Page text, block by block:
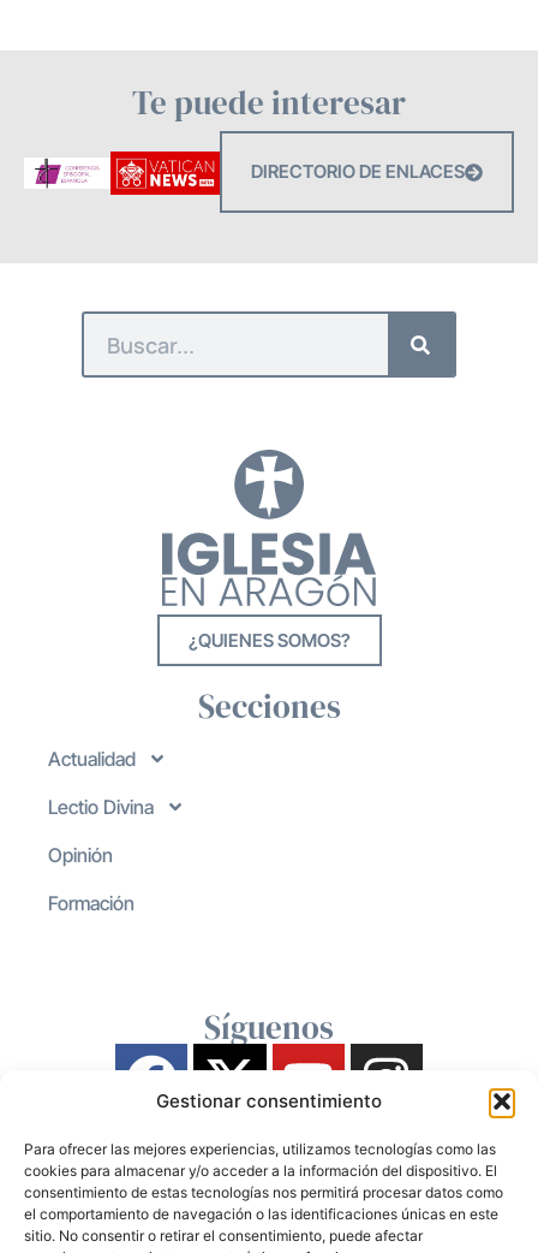
Gestionar consentimiento
Para ofrecer las mejores experiencias, utilizamos tecnologías como las
cookies para almacenar y/o acceder a la información del dispositivo. El
consentimiento de estas tecnologías nos permitirá procesar datos como
el comportamiento de navegación o las identificaciones únicas en este
sitio. No consentir o retirar el consentimiento, puede afectar
Te puede interesar
DIRECTORIO DE ENLACES
¿QUIENES SOMOS?
Secciones
Actualidad
Lectio Divina
Opinión
Formación
Síguenos